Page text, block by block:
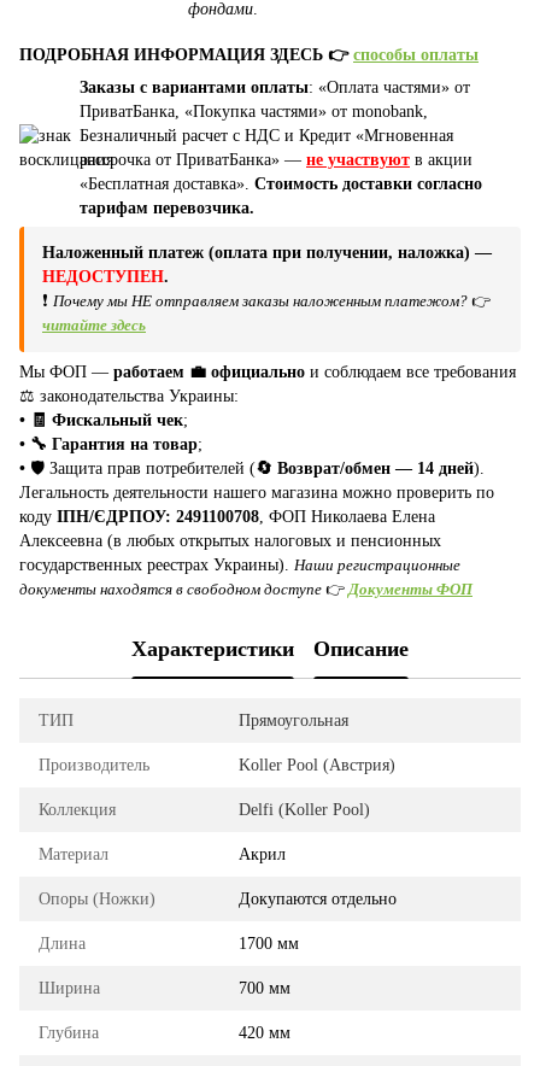
фондами
ПОДРОБНАЯ ИНФОРМАЦИЯ ЗДЕСЬ 👉 способы оплаты
Заказы с вариантами оплаты: «Оплата частями» от
ПриватБанка, «Покупка частями» от monobank,
Безналичный расчет с НДС и Кредит «Мгновенная
рассрочка от ПриватБанка» — не участвуют в акции
«Бесплатная доставка». Стоимость доставки согласно
тарифам перевозчика.
Наложенный платеж (оплата при получении, наложка) —
НЕДОСТУПЕН.
❗ Почему мы НЕ отправляем заказы наложенным платежом? 👉
читайте здесь
Мы ФОП — работаем 💼 официально и соблюдаем все требования
⚖️ законодательства Украины:
• 🧾 Фискальный чек;
• 🔧 Гарантия на товар;
• 🛡️ Защита прав потребителей (🔄 Возврат/обмен — 14 дней).
Легальность деятельности нашего магазина можно проверить по
коду ІПН/ЄДРПОУ: 2491100708 , ФОП Николаева Елена
Алексеевна (в любых открытых налоговых и пенсионных
государственных реестрах Украины). Наши регистрационные
документы находятся в свободном доступе 👉 Документы ФОП
Характеристики Описание
ТИП Прямоугольная
Производитель Koller Pool (Австрия)
Коллекция Delfi (Koller Pool)
Материал Акрил
Опоры (Ножки) Докупаются отдельно
Длина 1700 мм
Ширина 700 мм
Глубина 420 мм